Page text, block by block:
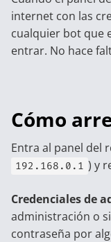
internet con las
cualquier bot que
entrar. No hace
Cómo
Entra al panel del
192.168.0.1 ) y
Credenciales de
administración o
contraseña por